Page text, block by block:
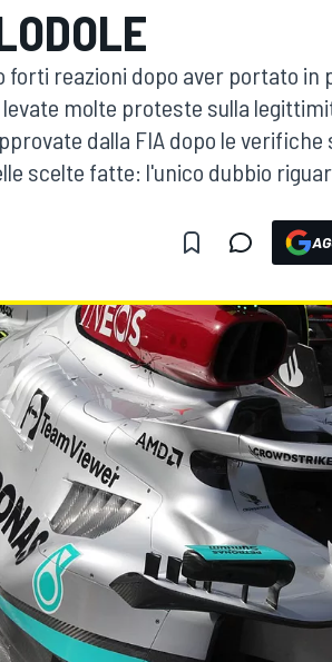
WEC
forti reazioni dopo aver portato in
molte proteste sulla
dalla FIA dopo le verifiche
scelte fatte: l'unico dubbio